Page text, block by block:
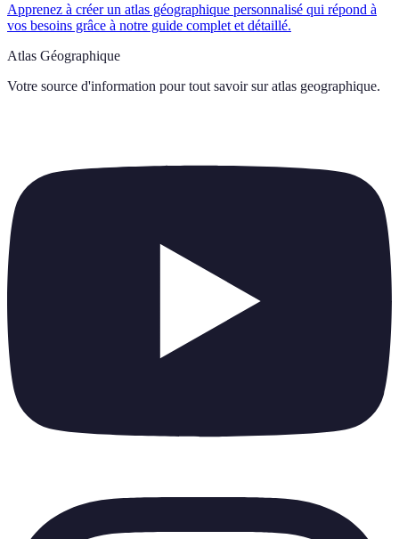
Apprenez à créer un atlas géographique personnalisé qui répond à
vos besoins grâce à notre guide complet et détaillé.
Atlas Géographique
Votre source d'information pour tout savoir sur atlas geographique.